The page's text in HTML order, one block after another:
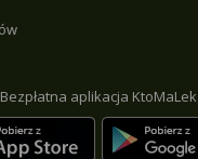
Bezpłatna aplikacja KtoMaLek